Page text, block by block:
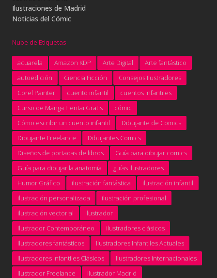
Ilustraciones de Madrid
Noticias del Cómic
Nube de Etiquetas
acuarela Amazon KDP Arte Digital
Arte fantástico
autoedición
Ciencia Ficción
Consejos Ilustradores
Corel Painter
cuento infantil
cuentos infantiles
Curso de Manga Hentai Gratis
cómic
Cómo escribir un cuento infantil
Dibujante de Comics
Dibujante Freelance
Dibujantes Comics
Diseños de portadas de libros
Guía para dibujar comics
Guía para dibujar la anatomía
guías ilustradores
Humor Gráfico
ilustración fantástica
ilustración infantil
ilustración personalizada
ilustración profesional
ilustración vectorial
Ilustrador
Ilustrador Contemporáneo
ilustradores clásicos
Ilustradores fantásticos
Ilustradores Infantiles Actuales
Ilustradores Infantiles Clásicos
Ilustradores internacionales
Ilustrador Freelance
Ilustrador Madrid